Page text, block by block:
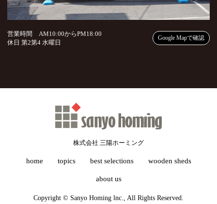
営業時間 AM10:00からPM18:00
休日 第2第4 水曜日
Google Mapで確認
株式会社 三陽ホーミング
home topics best selections wooden sheds
about us
Copyright © Sanyo Homing lnc., All Rights Reserved.